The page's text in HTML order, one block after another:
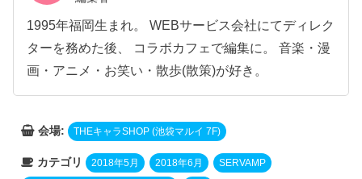
1995年福岡生まれ。 WEBサービス会社にてディレク
ターを務めた後、 コラボカフェで編集に。 音楽・漫
画・アニメ・お笑い・散歩(散策)が好き。
会場: THEキャラSHOP (池袋マルイ 7F)
カテゴリ 2018年5月 2018年6月 SERVAMP